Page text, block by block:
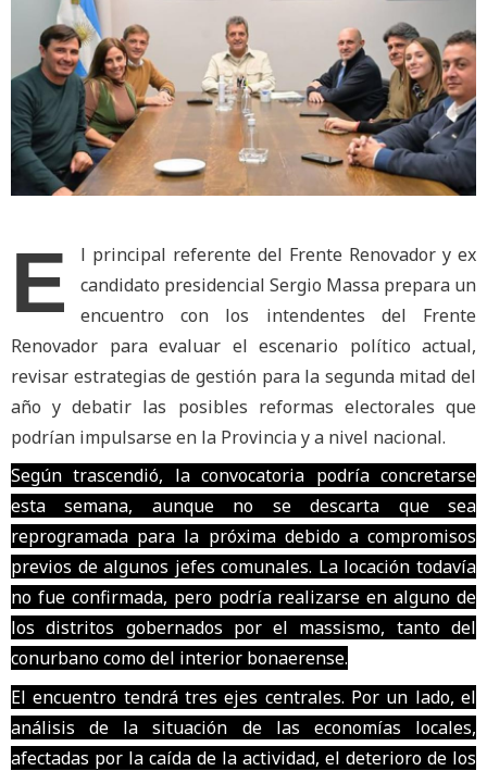
E
l principal referente del Frente Renovador y ex
candidato presidencial Sergio Massa prepara un
encuentro con los intendentes del Frente
Renovador para evaluar el escenario político actual,
revisar estrategias de gestión para la segunda mitad del
año y debatir las posibles reformas electorales que
podrían impulsarse en la Provincia y a nivel nacional.
Según trascendió, la convocatoria podría concretarse
esta semana, aunque no se descarta que sea
reprogramada para la próxima debido a compromisos
previos de algunos jefes comunales. La locación todavía
no fue confirmada, pero podría realizarse en alguno de
los distritos gobernados por el massismo, tanto del
conurbano como del interior bonaerense.
El encuentro tendrá tres ejes centrales. Por un lado, el
análisis de la situación de las economías locales,
afectadas por la caída de la actividad, el deterioro de los